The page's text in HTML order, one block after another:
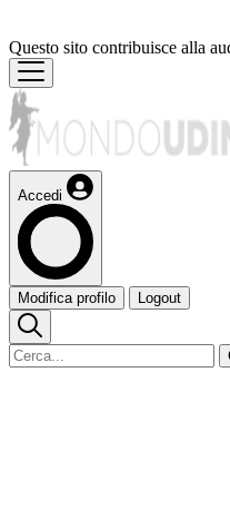
Questo sito contribuisce alla
Accedi
Modifica profilo Logout